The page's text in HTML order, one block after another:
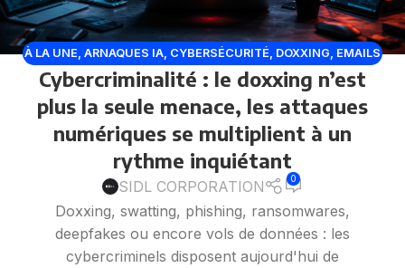
À LA UNE, ARNAQUES IA, CYBERSÉCURITÉ, DOXXING, EMAILS
FRAUDULEUX,FAUX SITES,FUITES DE DONNÉES, MALWARE
MENACES
VULNÉRABILITÉ
Cybercriminalité : le doxxing n’est
plus la seule menace, les attaques
numériques se multiplient à un
rythme inquiétant
SIDL CORPORATION 0
Doxxing, swatting, phishing, ransomwares,
deepfakes ou encore vols de données : les
cybercriminels disposent aujourd'hui de